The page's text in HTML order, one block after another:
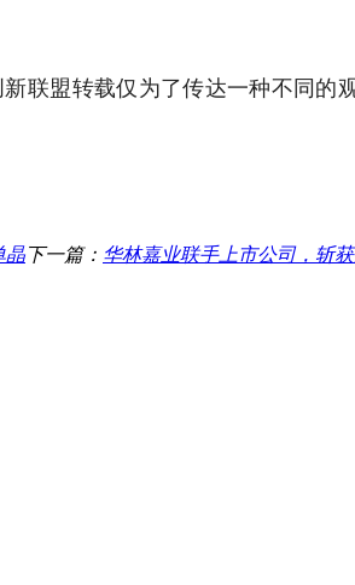
联盟转载仅为了传达一种不同
晶下一篇： 华林嘉业联手上市公司，斩